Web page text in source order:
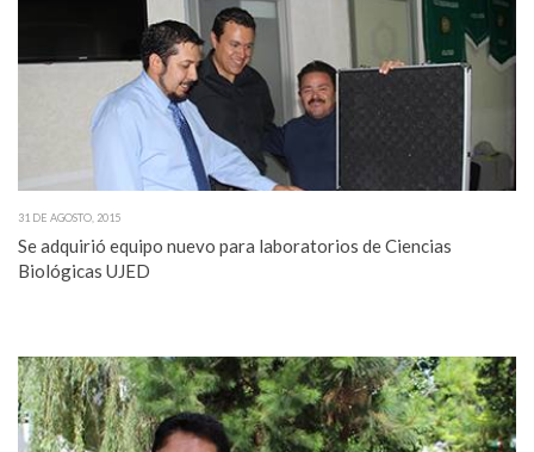
31 DE AGOSTO, 2015
Se adquirió equipo nuevo para laboratorios de Ciencias
Biológicas UJED